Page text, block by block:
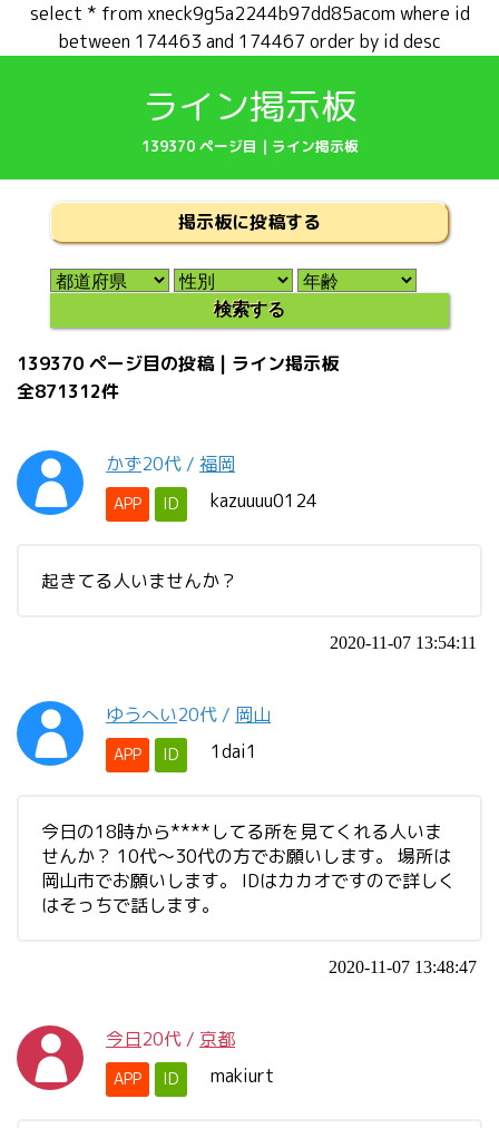
select * from xneck9g5a2244b97dd85acom where id
between 174463 and 174467 order by id desc
ライン掲示板
139370 ページ目 | ライン掲示板
掲示板に投稿する
139370 ページ目の投稿 | ライン掲示板
全871312件
かず20代 / 福岡
APP ID kazuuuu0124
起きてる人いませんか？
2020-11-07 13:54:11
ゆうへい20代 / 岡山
APP ID 1dai1
今日の18時から****してる所を見てくれる人いま
せんか？ 10代～30代の方でお願いします。 場所は
岡山市でお願いします。 IDはカカオですので詳しく
はそっちで話します。
2020-11-07 13:48:47
今日20代 / 京都
APP ID makiurt